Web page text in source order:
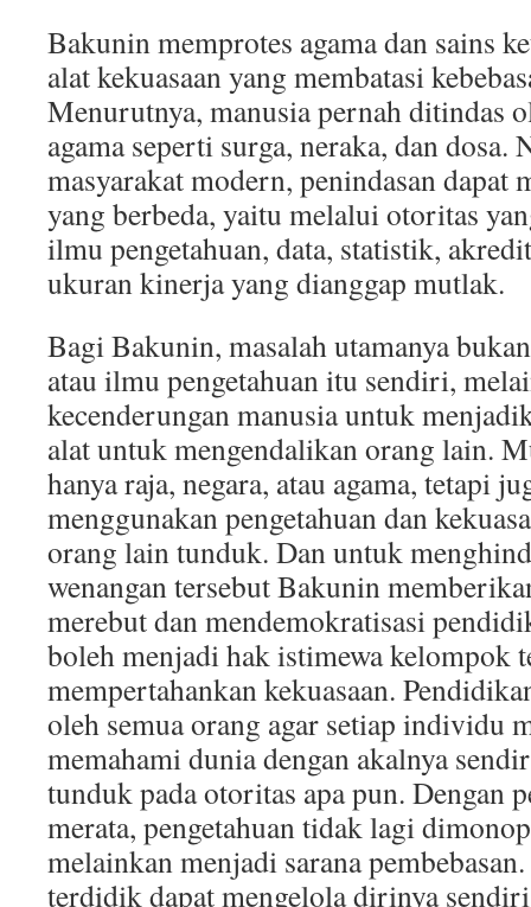
Bakunin memprotes agama dan sains
alat kekuasaan yang membatasi
Menurutnya, manusia pernah ditindas
agama seperti surga, neraka, dan dosa.
masyarakat modern, penindasan dapat
yang berbeda, yaitu melalui otoritas
ilmu pengetahuan, data, statistik,
ukuran kinerja yang dianggap mutlak.
Bagi Bakunin, masalah utamanya
atau ilmu pengetahuan itu sendiri,
kecenderungan manusia untuk
alat untuk mengendalikan orang lain.
hanya raja, negara, atau agama, tetapi
menggunakan pengetahuan dan
orang lain tunduk. Dan untuk
wenangan tersebut Bakunin
merebut dan mendemokratisasi
boleh menjadi hak istimewa kelompok
mempertahankan kekuasaan.
oleh semua orang agar setiap individu
memahami dunia dengan akalnya
tunduk pada otoritas apa pun. Dengan
merata, pengetahuan tidak lagi
melainkan menjadi sarana
terdidik dapat mengelola dirinya